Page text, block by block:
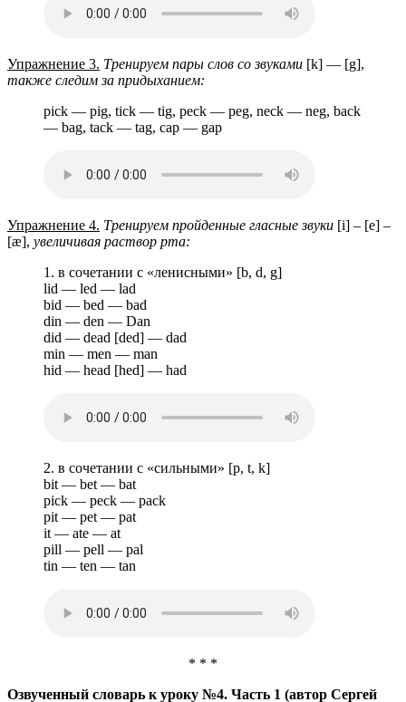
Упражнение 3. Тренируем пары слов со звуками [k] — [g],
также следим за придыханием:
pick — pig, tick — tig, peck — peg, neck — neg, back
— bag, tack — tag, cap — gap
Упражнение 4. Тренируем пройденные гласные звуки [i] – [e] –
[æ], увеличивая раствор рта:
1. в сочетании с «ленисными» [b, d, g]
lid — led — lad
bid — bed — bad
din — den — Dan
did — dead [ded] — dad
min — men — man
hid — head [hed] — had
2. в сочетании с «сильными» [p, t, k]
bit — bet — bat
pick — peck — pack
pit — pet — pat
it — ate — at
pill — pell — pal
tin — ten — tan
* * *
Озвученный словарь к уроку №4. Часть 1 (автор Сергей